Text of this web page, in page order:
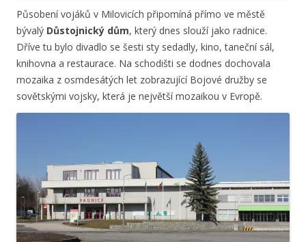
Působení vojáků v Milovicích připomíná přímo ve městě
bývalý Důstojnický dům, který dnes slouží jako radnice.
Dříve tu bylo divadlo se šesti sty sedadly, kino, taneční sál,
knihovna a restaurace. Na schodišti se dodnes dochovala
mozaika z osmdesátých let zobrazující Bojové družby se
sovětskými vojsky, která je největší mozaikou v Evropě.